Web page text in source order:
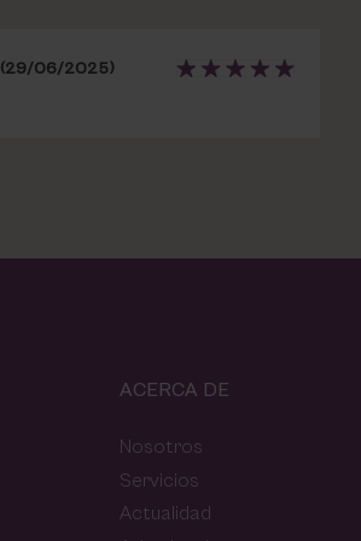
(29/06/2025)
ACERCA DE
Nosotros
Servicios
Actualidad